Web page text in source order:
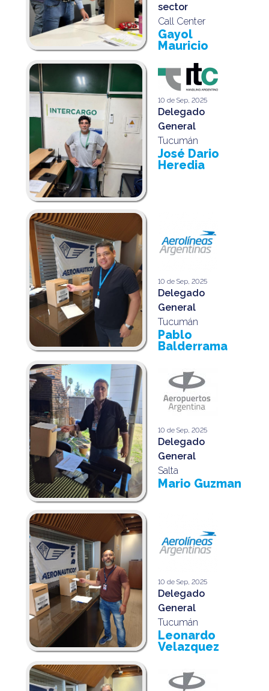
sector
Call Center
Gayol
Mauricio
10 de Sep, 2025
Delegado
General
Tucumán
José Dario
Heredia
10 de Sep, 2025
Delegado
General
Tucumán
Pablo
Balderrama
10 de Sep, 2025
Delegado
General
Salta
Mario Guzman
10 de Sep, 2025
Delegado
General
Tucumán
Leonardo
Velazquez